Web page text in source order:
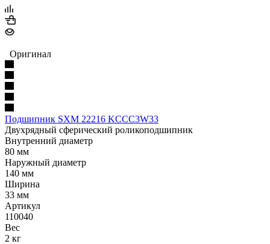
Оригинал
Подшипник SXM 22216 KCCC3W33
Двухрядный сферический роликоподшипник
Внутренний диаметр
80 мм
Наружный диаметр
140 мм
Ширина
33 мм
Артикул
110040
Вес
2 кг